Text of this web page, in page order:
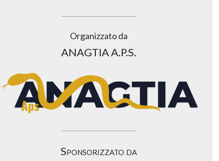
Organizzato da
ANAGTIA A.P.S.
Sponsorizzato da